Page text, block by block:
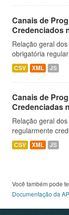
Canais de
Credenciados
Relação geral
obrigatória
CSV XML JS
Canais de
Credenciadas
Relação geral
regularmente
CSV XML JS
Você também pode
Documentação da